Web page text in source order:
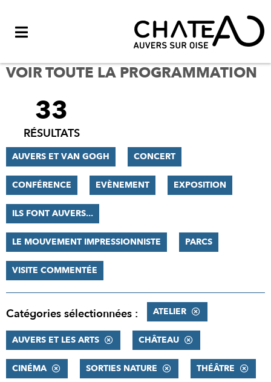
VOIR TOUTE LA PROGRAMMATION
FILTRER
RÉSULTATS
33
RÉSULTATS
AUVERS ET VAN GOGH CONCERT
CONFÉRENCE EVÈNEMENT EXPOSITION
ILS FONT AUVERS...
LE MOUVEMENT IMPRESSIONNISTE PARCS
VISITE COMMENTÉE
Catégories sélectionnées : ATELIER
AUVERS ET LES ARTS CHÂTEAU
CINÉMA SORTIES NATURE THÉÂTRE